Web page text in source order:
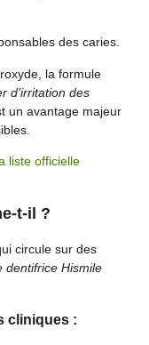
des caries.
la formule
d’irritation des
un avantage majeur
liste officielle
t-il ?
circule sur des
dentifrice Hismile
cliniques :